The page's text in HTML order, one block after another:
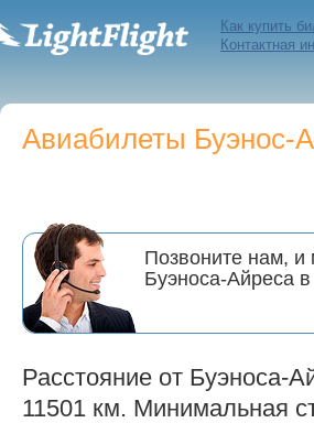
Как купить
Контактная
Авиабилеты Буэнос-
Позвоните нам, и
Буэноса-Айреса
Расстояние от Буэноса-
11501 км. Минимальная